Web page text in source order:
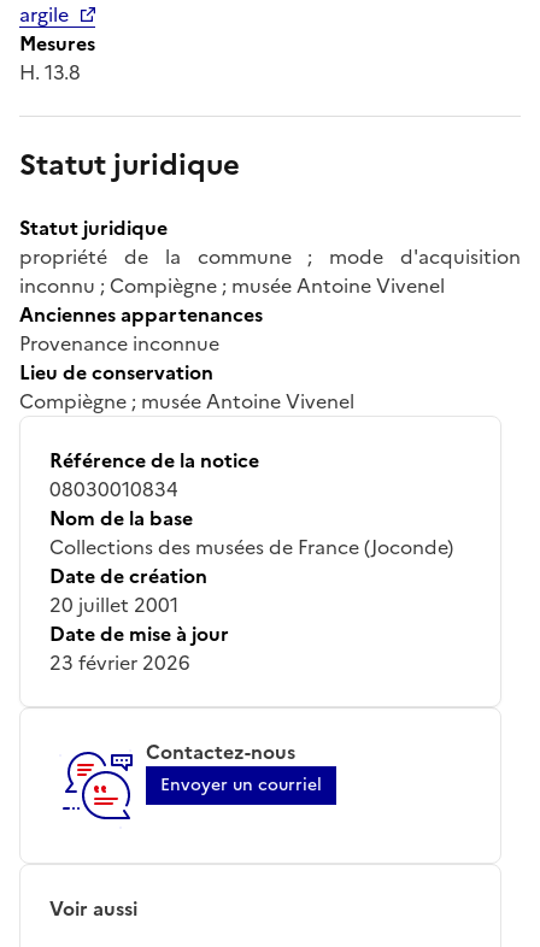
argile
Mesures
H. 13.8
Statut juridique
Statut juridique
propriété de la commune ; mode d'acquisition
inconnu ; Compiègne ; musée Antoine Vivenel
Anciennes appartenances
Provenance inconnue
Lieu de conservation
Compiègne ; musée Antoine Vivenel
Référence de la notice
08030010834
Nom de la base
Collections des musées de France (Joconde)
Date de création
20 juillet 2001
Date de mise à jour
23 février 2026
Contactez-nous
Envoyer un courriel
Voir aussi